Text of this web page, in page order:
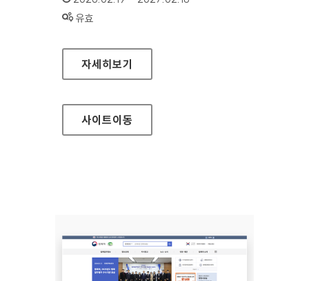
상태 :
유효
보조금통합포털
자세히보기
사이트이동